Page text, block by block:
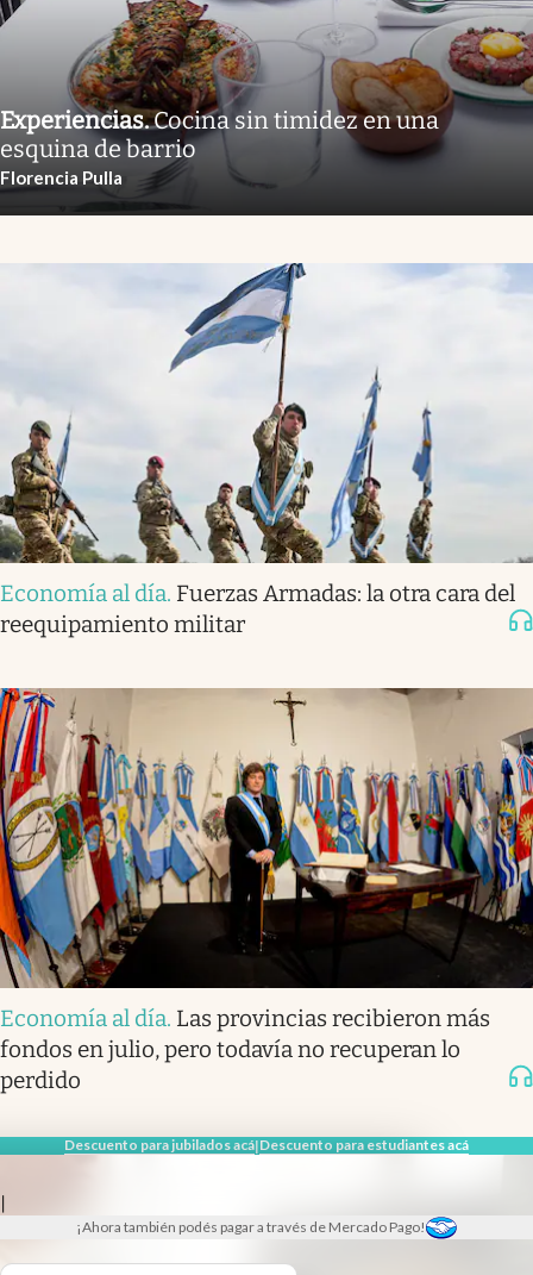
Descuento para jubilados acá|Descuento para estudiantes acá
|
¡Ahora también podés pagar a través de Mercado Pago!
Experiencias.Cocina sin timidez en una
esquina de barrio
Florencia Pulla
Economía al día. Fuerzas Armadas: la otra cara del
reequipamiento militar
Economía al día. Las provincias recibieron más
fondos en julio, pero todavía no recuperan lo
perdido